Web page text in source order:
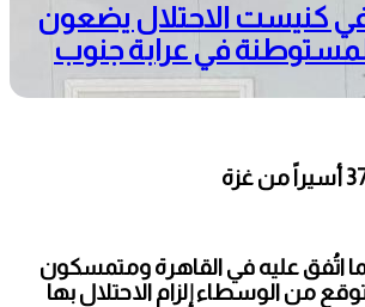
في كنيست الاحتلال يضعون
في عرابة جنوب
اتُفق عليه في القاهرة ومتمسكون
من الوسطاء إلزام الاحتلال بها